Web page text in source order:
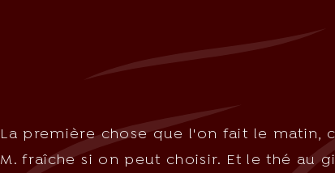
La première chose que l'on fait le matin,
M. fraîche si on peut choisir. Et le thé au